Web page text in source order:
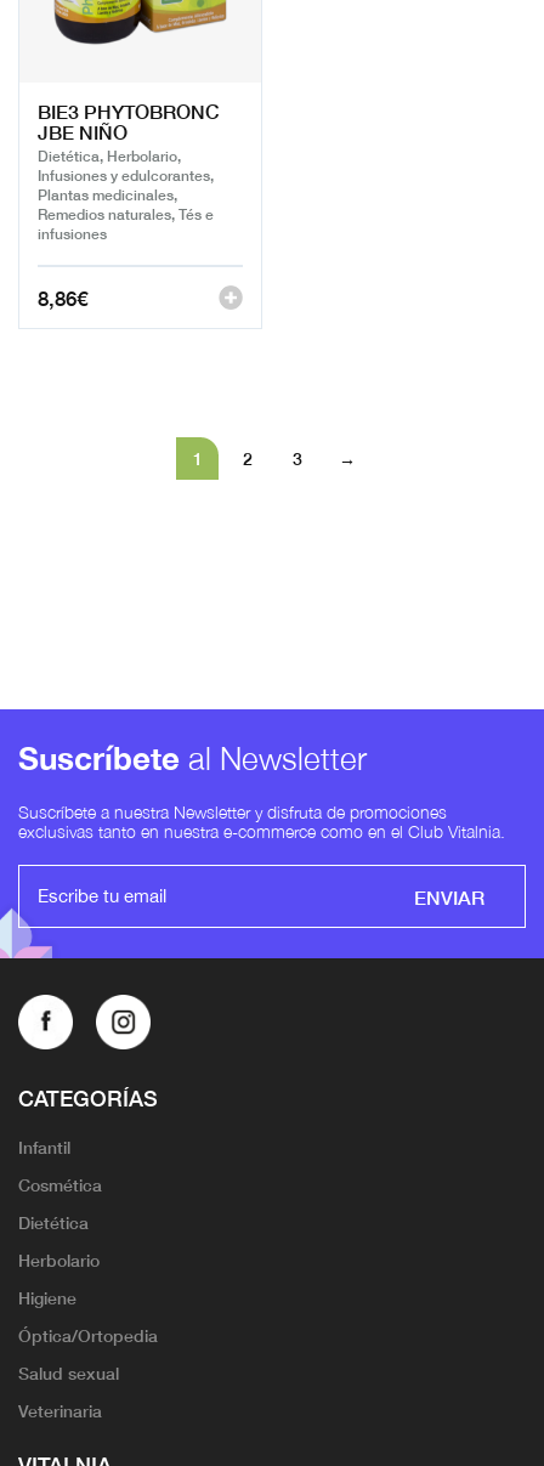
BIE3 PHYTOBRONC
JBE NIÑO
Dietética, Herbolario,
Infusiones y edulcorantes,
Plantas medicinales,
Remedios naturales, Tés e
infusiones
8,86€
1 2 3 →
Suscríbete al Newsletter
Suscríbete a nuestra Newsletter y disfruta de promociones
exclusivas tanto en nuestra e-commerce como en el Club Vitalnia.
ENVIAR
CATEGORÍAS
Infantil
Cosmética
Dietética
Herbolario
Higiene
Óptica/Ortopedia
Salud sexual
Veterinaria